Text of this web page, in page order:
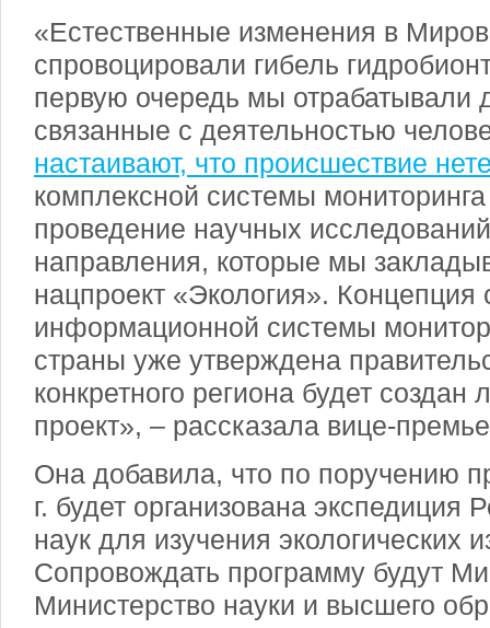
«Естественные изменения в
спровоцировали гибель
первую очередь мы отрабатывали
связанные с деятельностью
настаивают, что происшествие
комплексной системы
проведение научных
направления, которые мы
нацпроект «Экология». Концепция
информационной системы
страны уже утверждена
конкретного региона будет
проект», – рассказала вице-
Она добавила, что по поручению
г. будет организована экспедиция
наук для изучения экологических
Сопровождать программу будут
Министерство науки и высшего